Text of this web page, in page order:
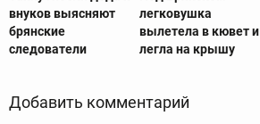
внуков выясняют
брянские
следователи
легковушка
вылетела в кювет и
легла на крышу
Добавить комментарий